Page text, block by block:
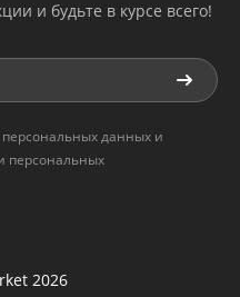
и будьте в курсе всего!
данных и
персональных
2026